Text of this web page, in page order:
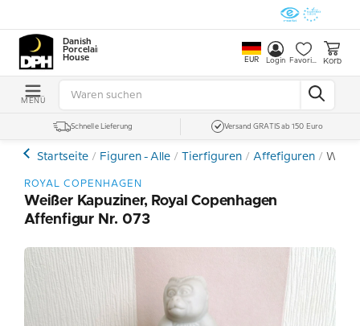
Danish
Porcelain
House
EUR Login Favoriten Korb
MENÜ
Schnelle Lieferung Versand GRATIS ab 150 Euro
Startseite Figuren - Alle Tierfiguren Affefiguren
ROYAL COPENHAGEN
Weißer Kapuziner, Royal Copenhagen
Affenfigur Nr. 073